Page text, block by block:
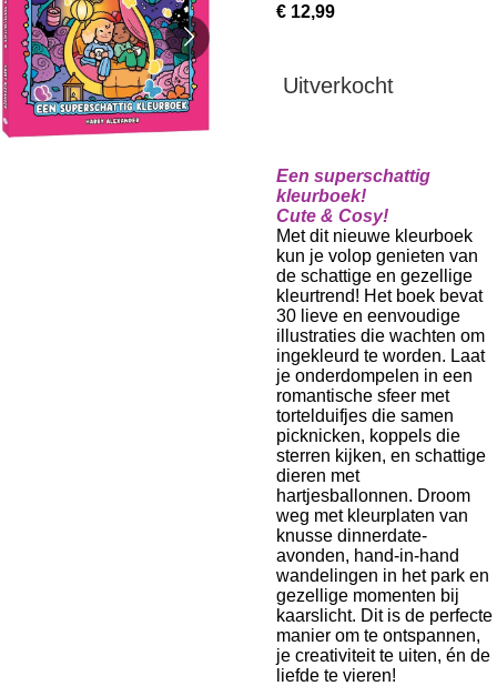
€ 12,99
Uitverkocht
Een superschattig
kleurboek!
Cute & Cosy!
Met dit nieuwe kleurboek
kun je volop genieten van
de schattige en gezellige
kleurtrend! Het boek bevat
30 lieve en eenvoudige
illustraties die wachten om
ingekleurd te worden. Laat
je onderdompelen in een
romantische sfeer met
tortelduifjes die samen
picknicken, koppels die
sterren kijken, en schattige
dieren met
hartjesballonnen. Droom
weg met kleurplaten van
knusse dinnerdate-
avonden, hand-in-hand
wandelingen in het park en
gezellige momenten bij
kaarslicht. Dit is de perfecte
manier om te ontspannen,
je creativiteit te uiten, én de
liefde te vieren!